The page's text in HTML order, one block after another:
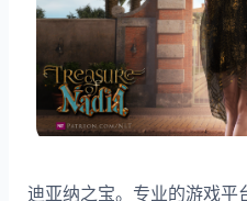
迪亚纳之宝。专业的游戏平